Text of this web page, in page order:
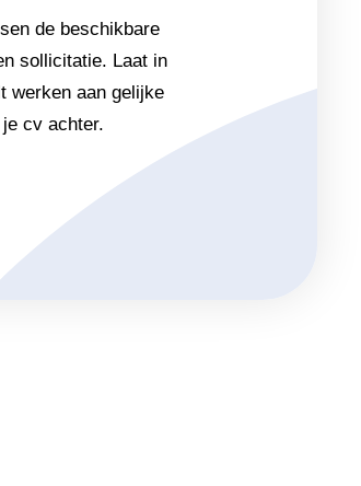
de beschikbare
sollicitatie. Laat in
werken aan gelijke
cv achter.